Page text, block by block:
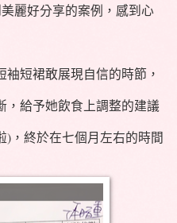
麗好分享的案例，感到心
短裙敢展現自信的時節，
，給予她飲食上調整的建議
)，終於在七個月左右的時間